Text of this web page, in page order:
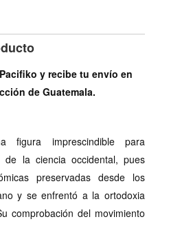
y recibe tu envío en
de Guatemala.
figura imprescindible para
de la ciencia occidental, pues
preservadas desde los
y se enfrentó a la ortodoxia
comprobación del movimiento